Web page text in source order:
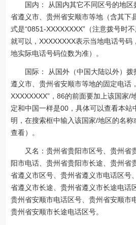
国内： 从国内其它不同区号的地
省遵义市、贵州省安顺市等地（含其下
式是“0851-XXXXXXXX”（注意拨号时
就可以，XXXXXXXX表示当地电话号码
地实际电话号码位数为准）。
国际： 从国外（中国大陆以外）
遵义市、贵州省安顺市等地的固定电话
XXXXXXXX”，86的前面要加上该国家/
定和中国一样是00，具体可以查看本站
明，在搜索框中输入该国家/地区的名称
查看）。
又名：贵州省贵阳市区号、贵州省
阳市电话、贵州省贵阳市长途、贵州省
省遵义市区号、贵州省遵义市电话区号
省遵义市长途、贵州省遵义市长途电话
贵州省安顺市电话区号、贵州省安顺市
贵州省安顺市长途电话区号。